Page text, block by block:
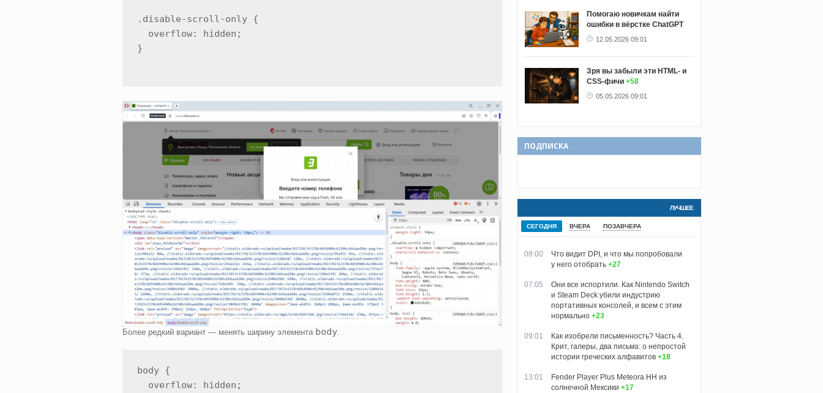
.disable-scroll-only {
  overflow: hidden;
}
Более редкий вариант — менять ширину элемента body.
body {
  overflow: hidden;
Помогаю новичкам найти
ошибки в вёрстке ChatGPT
12.05.2026 09:01
Зря вы забыли эти HTML- и
CSS-фичи +58
05.05.2026 09:01
ПОДПИСКА
ЛУЧШЕЕ
СЕГОДНЯ ВЧЕРА ПОЗАВЧЕРА
08:00
Что видит DPI, и что мы попробовали
у него отобрать +27
07:05
Они все испортили. Как Nintendo Switch
и Steam Deck убили индустрию
портативных консолей, и всем с этим
нормально +23
09:01
Как изобрели письменность? Часть 4.
Крит, галеры, два письма: о непростой
истории греческих алфавитов +18
13:01
Fender Player Plus Meteora HH из
солнечной Мексики +17